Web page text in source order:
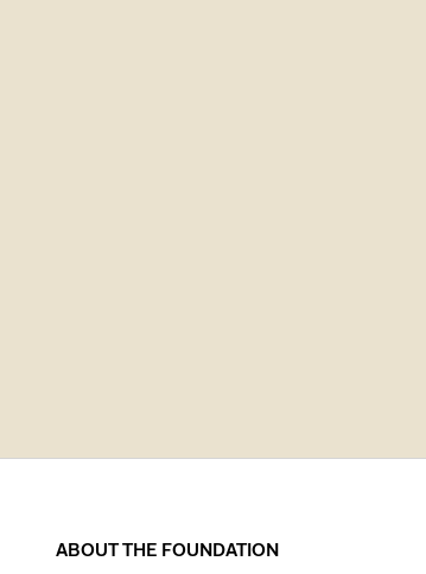
ABOUT THE FOUNDATION